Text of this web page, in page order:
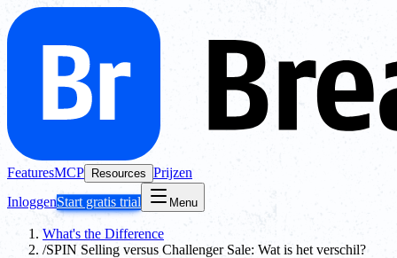
FeaturesMCP Resources Prijzen
InloggenStart gratis trial Menu
What's the Difference
/SPIN Selling versus Challenger Sale: Wat is het verschil?